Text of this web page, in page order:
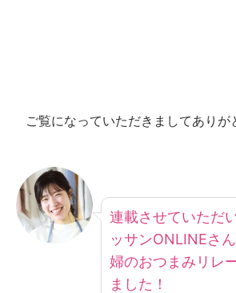
ご覧になっていただきましてありが
連載させていただ
ッサンONLINEさ
婦のおつまみリレ
ました！